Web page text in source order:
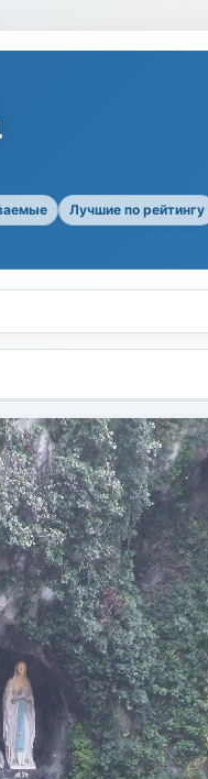
Лучшие по рейтингу